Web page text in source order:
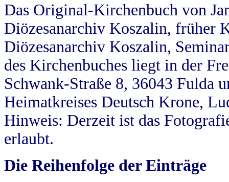
Das Original-Kirchenbuch von
Diözesanarchiv Koszalin, früher
Diözesanarchiv Koszalin,
des Kirchenbuches liegt in der
Schwank-Straße 8, 36043 Fulda
Heimatkreises Deutsch Krone,
Hinweis: Derzeit ist das
erlaubt.
Die Reihenfolge der Einträge